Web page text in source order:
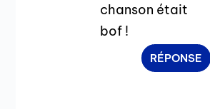
chanson était
bof !
RÉPONSE